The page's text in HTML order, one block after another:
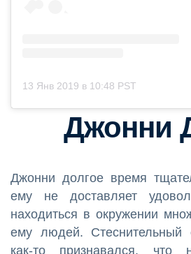
13 Янв 2019 в 10:48 PST
Джонни
Джонни долгое время
ему не доставляет
находиться в окружении
ему людей. Стеснительный
как-то признавался, что